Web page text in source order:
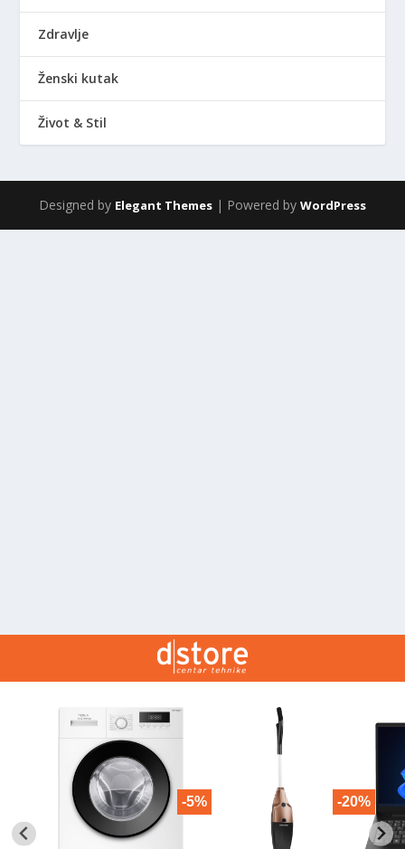
Zdravlje
Ženski kutak
Život & Stil
Designed by Elegant Themes | Powered by WordPress